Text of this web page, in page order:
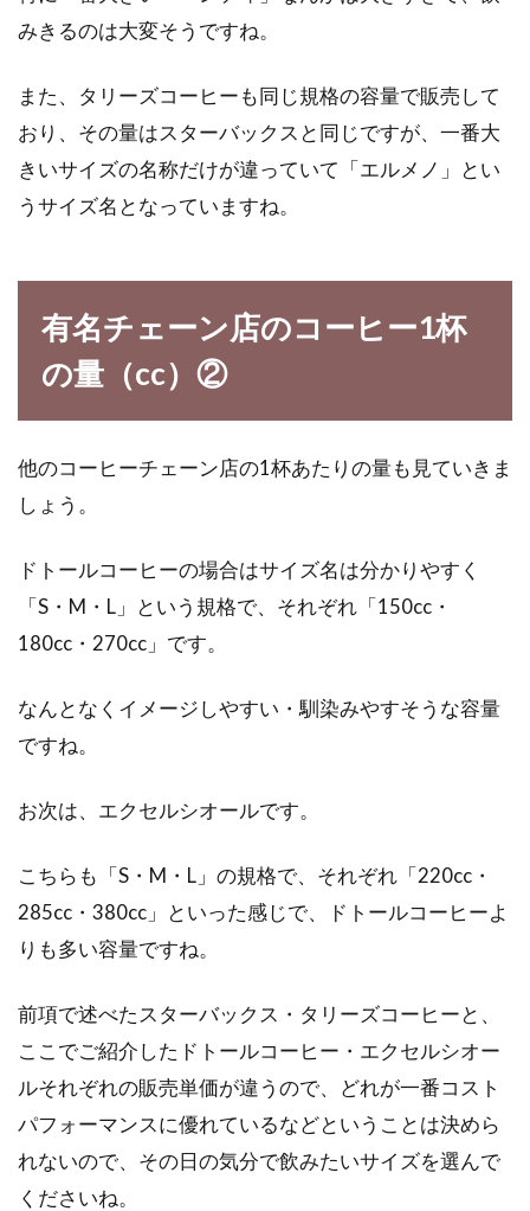
みきるのは大変そうですね。
また、タリーズコーヒーも同じ規格の容量で販売して
おり、その量はスターバックスと同じですが、一番大
きいサイズの名称だけが違っていて「エルメノ」とい
うサイズ名となっていますね。
有名チェーン店のコーヒー1杯
の量（cc）②
他のコーヒーチェーン店の1杯あたりの量も見ていきま
しょう。
ドトールコーヒーの場合はサイズ名は分かりやすく
「S・M・L」という規格で、それぞれ「150cc・
180cc・270cc」です。
なんとなくイメージしやすい・馴染みやすそうな容量
ですね。
お次は、エクセルシオールです。
こちらも「S・M・L」の規格で、それぞれ「220cc・
285cc・380cc」といった感じで、ドトールコーヒーよ
りも多い容量ですね。
前項で述べたスターバックス・タリーズコーヒーと、
ここでご紹介したドトールコーヒー・エクセルシオー
ルそれぞれの販売単価が違うので、どれが一番コスト
パフォーマンスに優れているなどということは決めら
れないので、その日の気分で飲みたいサイズを選んで
くださいね。